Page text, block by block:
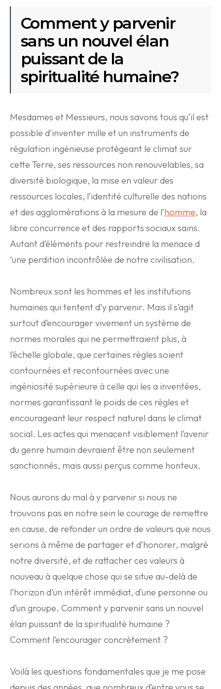
Comment y parvenir
sans un nouvel élan
puissant de la
spiritualité humaine?
Mesdames et Messieurs, nous savons tous qu’il est
possible d’inventer mille et un instruments de
régulation ingénieuse protégeant le climat sur
cette Terre, ses ressources non renouvelables, sa
diversité biologique, la mise en valeur des
ressources locales, l’identité culturelle des nations
et des agglomérations à la mesure de l’homme, la
libre concurrence et des rapports sociaux sains.
Autant d’éléments pour restreindre la menace d
‘une perdition incontrôlée de notre civilisation.
Nombreux sont les hommes et les institutions
humaines qui tentent d’y parvenir. Mais il s’agit
surtout d’encourager vivement un système de
normes morales qui ne permettraient plus, à
l’échelle globale, que certaines règles soient
contournées et recontournées avec une
ingéniosité supérieure à celle qui les a inventées,
normes garantissant le poids de ces règles et
encourageant leur respect naturel dans le climat
social. Les actes qui menacent visiblement l’avenir
du genre humain devraient être non seulement
sanctionnés, mais aussi perçus comme honteux.
Nous aurons du mal à y parvenir si nous ne
trouvons pas en notre sein le courage de remettre
en cause, de refonder un ordre de valeurs que nous
serions à même de partager et d’honorer, malgré
notre diversité, et de rattacher ces valeurs à
nouveau à quelque chose qui se situe au-delà de
l’horizon d’un intérêt immédiat, d’une personne ou
d’un groupe. Comment y parvenir sans un nouvel
élan puissant de la spiritualité humaine ?
Comment l’encourager concrètement ?
Voilà les questions fondamentales que je me pose